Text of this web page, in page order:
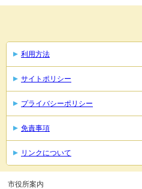
利用方法
サイトポリシー
プライバシーポリシー
免責事項
リンクについて
市役所案内